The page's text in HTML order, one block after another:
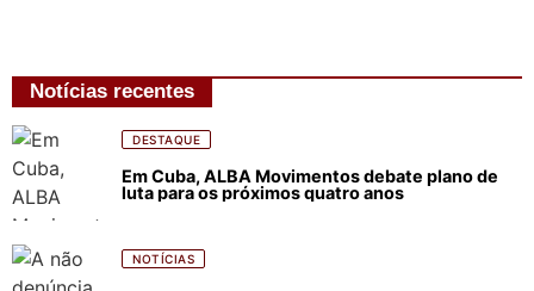
Notícias recentes
DESTAQUE
Em Cuba, ALBA Movimentos debate plano de
luta para os próximos quatro anos
NOTÍCIAS